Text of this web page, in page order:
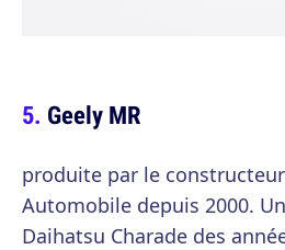
Geely MR
produite par le
Automobile depuis 2000.
Daihatsu Charade des